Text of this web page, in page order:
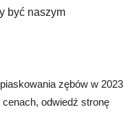
być naszym
zębów w 2023
odwiedź stronę